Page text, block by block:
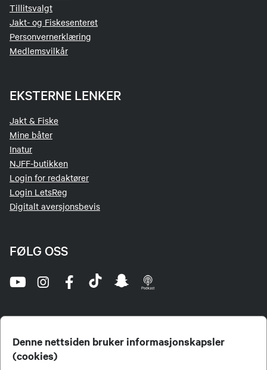
Denne nettsiden bruker informasjonskapsler
(cookies)
Tillitsvalgt
Jakt- og Fiskesenteret
Personvernerklæring
Medlemsvilkår
EKSTERNE LENKER
Jakt & Fiske
Mine båter
Inatur
NJFF-butikken
Login for redaktører
Login LetsReg
Digitalt aversjonsbevis
FØLG OSS